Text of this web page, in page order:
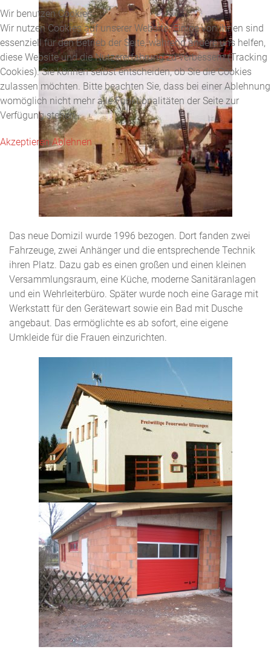
Das neue Domizil wurde 1996 bezogen. Dort fanden zwei
Fahrzeuge, zwei Anhänger und die entsprechende Technik
ihren Platz. Dazu gab es einen großen und einen kleinen
Versammlungsraum, eine Küche, moderne Sanitäranlagen
und ein Wehrleiterbüro. Später wurde noch eine Garage mit
Werkstatt für den Gerätewart sowie ein Bad mit Dusche
angebaut. Das ermöglichte es ab sofort, eine eigene
Umkleide für die Frauen einzurichten.
Wir benutzen Cookies
Wir nutzen Cookies auf unserer Website. Einige von ihnen sind
essenziell für den Betrieb der Seite, während andere uns helfen,
diese Website und die Nutzererfahrung zu verbessern (Tracking
Cookies). Sie können selbst entscheiden, ob Sie die Cookies
zulassen möchten. Bitte beachten Sie, dass bei einer Ablehnung
womöglich nicht mehr alle Funktionalitäten der Seite zur
Verfügung stehen.
Akzeptieren Ablehnen